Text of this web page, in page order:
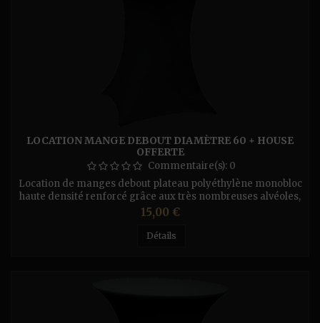
LOCATION MANGE DEBOUT DIAMÈTRE 60 + HOUSE
OFFERTE
Commentaire(s): 0
Location de manges debout plateau polyéthylène monobloc
haute densité renforcé grâce aux très nombreuses alvéoles,
traité anti-UV, épaisseur 45 mm • piétement pliant et
plateau rabattable en option: housse mange debout couleur
blanche ou noire Diamètre : 60 cm. Hauteur : 110 cm Nous
Prix
15,00 €
Détails